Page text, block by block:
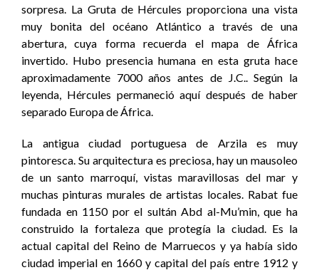
sorpresa. La Gruta de Hércules proporciona una vista
muy bonita del océano Atlántico a través de una
abertura, cuya forma recuerda el mapa de África
invertido. Hubo presencia humana en esta gruta hace
aproximadamente 7000 años antes de J.C.. Según la
leyenda, Hércules permaneció aquí después de haber
separado Europa de África.
La antigua ciudad portuguesa de Arzila es muy
pintoresca. Su arquitectura es preciosa, hay un mausoleo
de un santo marroquí, vistas maravillosas del mar y
muchas pinturas murales de artistas locales. Rabat fue
fundada en 1150 por el sultán Abd al-Mu’min, que ha
construido la fortaleza que protegía la ciudad. Es la
actual capital del Reino de Marruecos y ya había sido
ciudad imperial en 1660 y capital del país entre 1912 y